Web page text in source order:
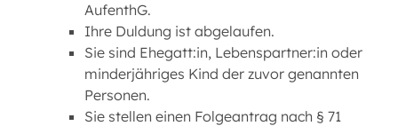
AufenthG.
Ihre Duldung ist abgelaufen.
Sie sind Ehegatt:in, Lebenspartner:in oder
minderjähriges Kind der zuvor genannten
Personen.
Sie stellen einen Folgeantrag nach § 71